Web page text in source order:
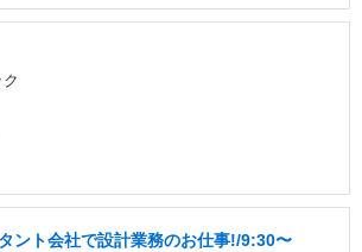
ント会社で設計業務のお仕事!/9:30〜